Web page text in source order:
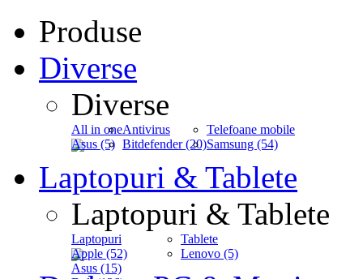
Produse
Diverse
Diverse
All in one
Asus (5)
Antivirus
Bitdefender (20)
Telefoane mobile
Samsung (54)
Laptopuri & Tablete
Laptopuri & Tablete
Laptopuri
Apple (52)
Asus (15)
Tablete
Lenovo (5)